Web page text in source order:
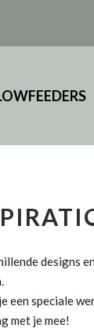
designs
speciale
met je mee!